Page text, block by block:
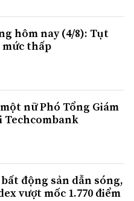
hôm nay (4/8): Tụt
mức thấp
nữ Phó Tổng Giám
Techcombank
động sản dẫn sóng,
vượt mốc 1.770 điểm